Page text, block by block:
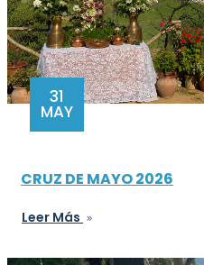
31
MAY
CRUZ DE MAYO 2026
Leer Más